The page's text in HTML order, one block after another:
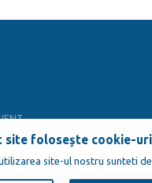
site folosește cookie-uri
site-ul nostru sunteti